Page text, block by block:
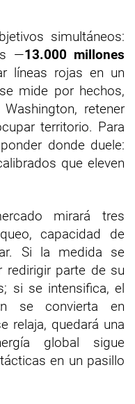
simultáneos:
—13.000 millones
líneas rojas en un
mide por hechos,
retener
territorio. Para
donde duele:
que eleven
mirará tres
capacidad de
Si la medida se
redirigir parte de su
si se intensifica, el
se convierta en
relaja, quedará una
global sigue
en un pasillo